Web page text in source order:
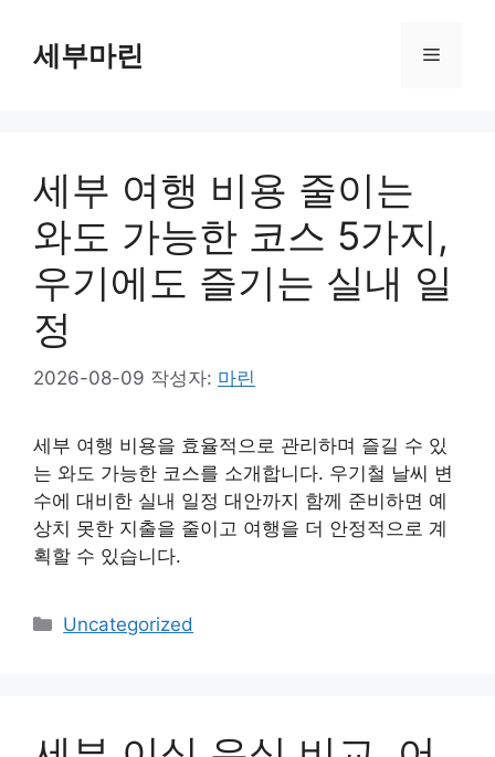
세부마린 메
세부 여행 비용 줄이는
와도 가능한 코스 5가지,
우기에도 즐기는 실내 일
정
2026-08-09 작성자: 마린
세부 여행 비용을 효율적으로 관리하며 즐길 수 있
는 와도 가능한 코스를 소개합니다. 우기철 날씨 변
수에 대비한 실내 일정 대안까지 함께 준비하면 예
상치 못한 지출을 줄이고 여행을 더 안정적으로 계
획할 수 있습니다.
카
Uncategorized